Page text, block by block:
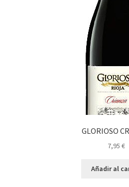
GLORIOSO
7,95€
Añadir al